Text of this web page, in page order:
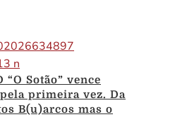
Sotão” vence
primeira vez. Da
B(u)arcos mas o